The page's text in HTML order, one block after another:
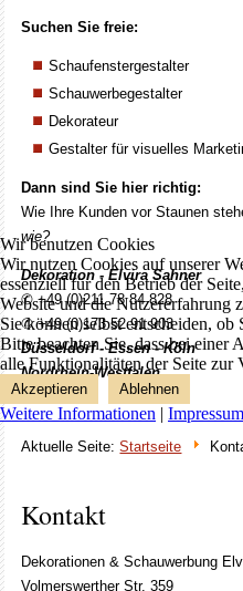
Suchen Sie freie:
Schaufenstergestalter
Schauwerbegestalter
Dekorateur
Gestalter für visuelles
Dann sind Sie hier richtig:
Wie Ihre Kunden vor Staunen
wie?
Dekoration - Elvira Sahner
✆ +49 (0)211 78 84 828
✆ +49 (0)173 52 91 903
Düsseldorf - Essen - Köln
Nordrhein-Westfalen
Aktuelle Seite:Startseite
Kontakt
Dekorationen & Schauwerbung
Volmerswerther Str. 359
Wir benutzen Cookies
Wir nutzen Cookies auf unserer
essenziell für den Betrieb der
Website und die Nutzererfahrung
Sie können selbst entscheiden, ob
Bitte beachten Sie, dass bei
alle Funktionalitäten der Seite zur
Akzeptieren Ablehnen
Weitere Informationen | Impressum